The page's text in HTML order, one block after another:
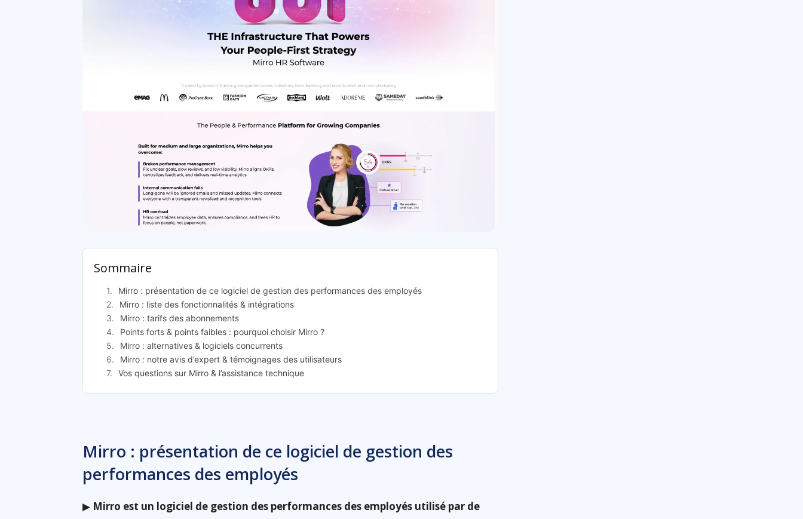
Sommaire
Mirro : présentation de ce logiciel de gestion des performances des employés
Mirro : liste des fonctionnalités & intégrations
Mirro : tarifs des abonnements
Points forts & points faibles : pourquoi choisir Mirro ?
Mirro : alternatives & logiciels concurrents
Mirro : notre avis d’expert & témoignages des utilisateurs
Vos questions sur Mirro & l’assistance technique
Mirro : présentation de ce logiciel de gestion des
performances des employés
▶ Mirro est un logiciel de gestion des performances des employés utilisé par de